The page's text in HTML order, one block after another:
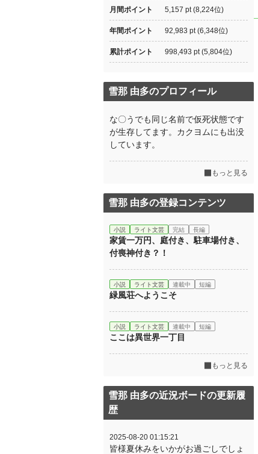
月間ポイント 5,157 pt (8,224位)
年間ポイント 92,983 pt (6,348位)
累計ポイント 998,493 pt (5,804位)
雪那 由多のプロフィール
な〇うでも同じ名前で仮死状態です
が生存してます。カクヨムにも出没
しています。
もっと見る
雪那 由多の登録コンテンツ
小説 ライト文芸 完結 長編
家賃一万円、庭付き、駐車場付き、
付喪神付き？！
小説 ライト文芸 連載中 短編
緑風荘へようこそ
小説 ライト文芸 連載中 短編
ここは異世界一丁目
もっと見る
雪那 由多の近況ボードの更新履
歴
2025-08-20 01:15:21
皆様夏休みをいかがお過ごしでしょ